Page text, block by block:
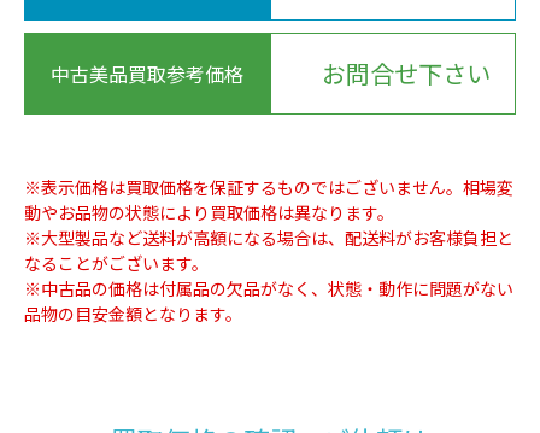
中古美品買取参考価格 お問合せ下さい
※表示価格は買取価格を保証するものではございません。相場変
動やお品物の状態により買取価格は異なります。
※大型製品など送料が高額になる場合は、配送料がお客様負担と
なることがございます。
※中古品の価格は付属品の欠品がなく、状態・動作に問題がない
品物の目安金額となります。